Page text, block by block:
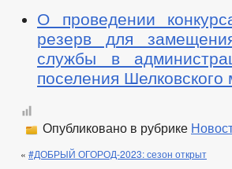
О проведении
резерв для
службы в
поселения
Опубликовано в рубрике
« #ДОБРЫЙ ОГОРОД-2023: сезон открыт